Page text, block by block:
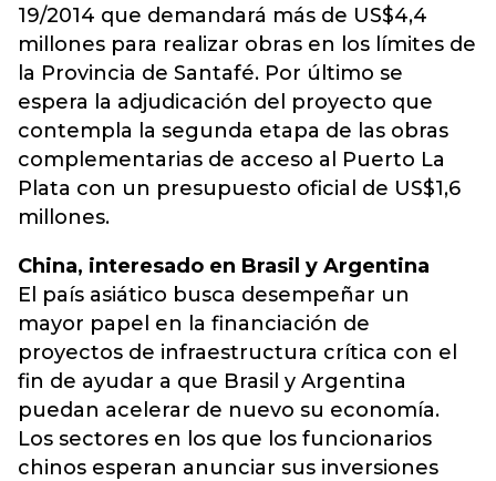
19/2014 que demandará más de US$4,4
millones para realizar obras en los límites de
la Provincia de Santafé. Por último se
espera la adjudicación del proyecto que
contempla la segunda etapa de las obras
complementarias de acceso al Puerto La
Plata con un presupuesto oficial de US$1,6
millones.
China, interesado en Brasil y Argentina
El país asiático busca desempeñar un
mayor papel en la financiación de
proyectos de infraestructura crítica con el
fin de ayudar a que Brasil y Argentina
puedan acelerar de nuevo su economía.
Los sectores en los que los funcionarios
chinos esperan anunciar sus inversiones